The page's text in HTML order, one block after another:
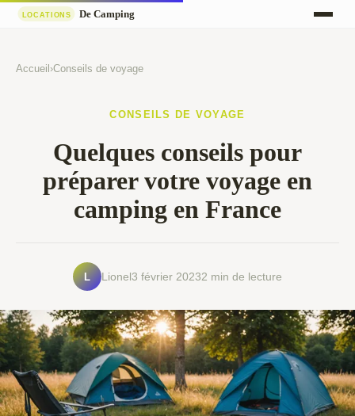
Accueil ›Conseils de voyage
CONSEILS DE VOYAGE
Quelques conseils pour
préparer votre voyage en
camping en France
L Lionel 3 février 20232 min de lecture